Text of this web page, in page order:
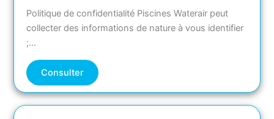
Politique de confidentialité Piscines Waterair peut
collecter des informations de nature à vous identifier
;…
Consulter